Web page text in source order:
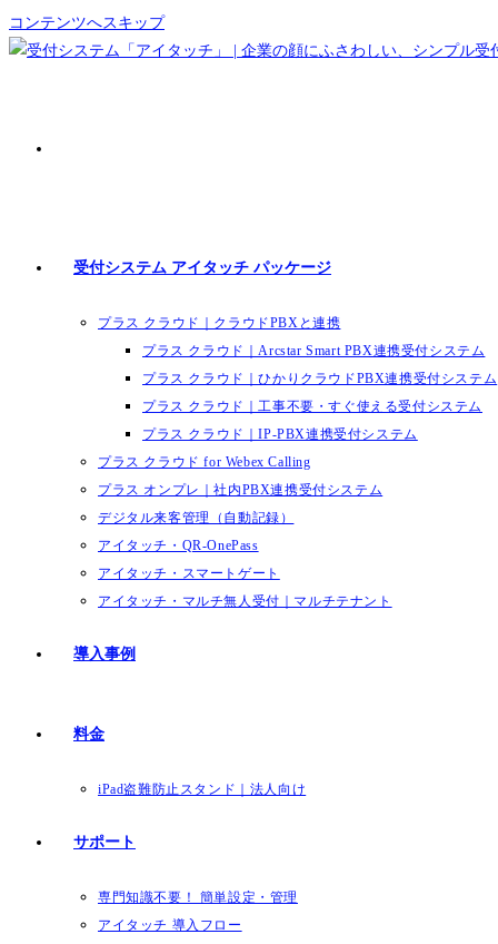
コンテンツへスキップ
受付システム アイタッチ パッケージ
プラス クラウド｜クラウドPBXと連携
プラス クラウド｜Arcstar Smart PBX連携受付システム
プラス クラウド｜ひかりクラウドPBX連携受付システム
プラス クラウド｜工事不要・すぐ使える受付システム
プラス クラウド｜IP-PBX連携受付システム
プラス クラウド for Webex Calling
プラス オンプレ｜社内PBX連携受付システム
デジタル来客管理（自動記録）
アイタッチ・QR-OnePass
アイタッチ・スマートゲート
アイタッチ・マルチ無人受付｜マルチテナント
導入事例
料金
iPad盗難防止スタンド｜法人向け
サポート
専門知識不要！ 簡単設定・管理
アイタッチ 導入フロー